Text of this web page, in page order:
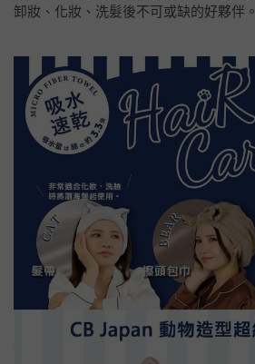
卸妝、化妝、洗髮後不可或缺的好夥伴。